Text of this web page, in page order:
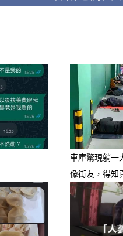
車庫驚現躺一
像街友，得知